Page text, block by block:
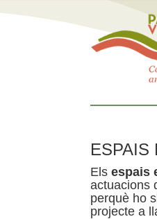
ESPAIS
Els espais
actuacions
perquè ho
projecte a